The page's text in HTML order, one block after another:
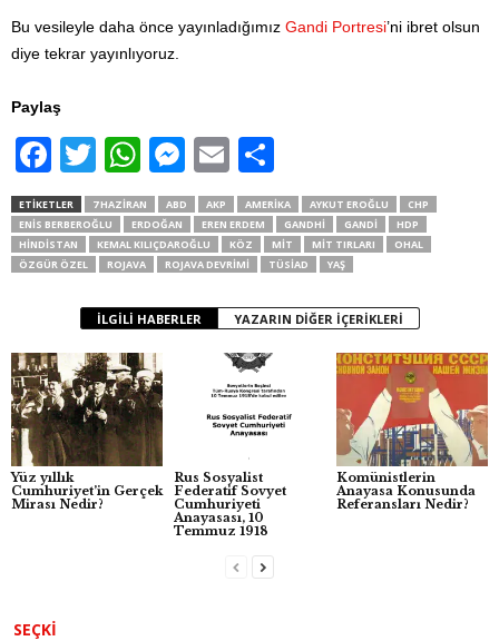
Bu vesileyle daha önce yayınladığımız Gandi Portresi’ni ibret olsun
diye tekrar yayınlıyoruz.
Paylaş
F
a
c
e
o
k
T
wi
tt
er
W
h
at
s
A
p
p
M
e
ss
e
n
g
E
m
ail
h
ar
e
ETIKETLER 7 HAZIRAN ABD AKP AMERIKA AYKUT EROĞLU
CHP
ENIS BERBEROĞLU
ERDOĞAN EREN ERDEM GANDHI GANDI
HDP
HINDISTAN
KEMAL KILIÇDAROĞLU KÖZ MİT MİT TIRLARI
OHAL
ÖZGÜR ÖZEL
ROJAVA ROJAVA DEVRIMI TÜSİAD YAŞ
İLGILI HABERLER YAZARIN DIĞER İÇERIKLERI
Yüz yıllık
Cumhuriyet’in Gerçek
Mirası Nedir?
Rus Sosyalist
Federatif Sovyet
Cumhuriyeti
Anayasası, 10
Temmuz 1918
Komünistlerin
Anayasa Konusunda
Referansları Nedir?
SEÇKI